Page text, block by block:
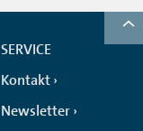
SERVICE
Kontakt
Newsletter